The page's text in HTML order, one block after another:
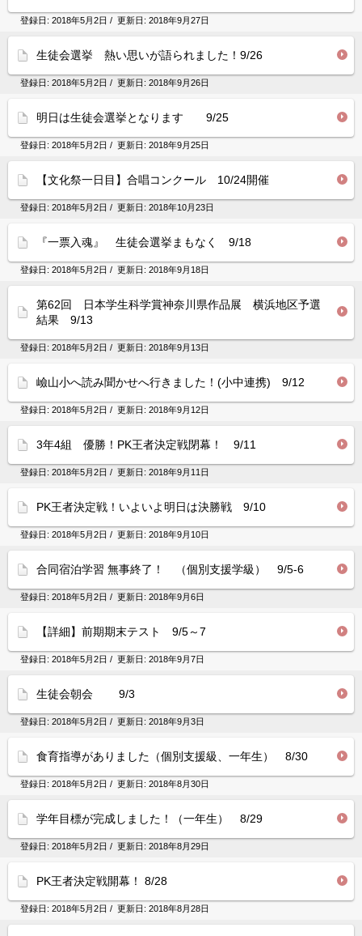
登録日: 2018年5月2日 / 更新日: 2018年9月27日
生徒会選挙 熱い思いが語られました！9/26
登録日: 2018年5月2日 / 更新日: 2018年9月26日
明日は生徒会選挙となります 9/25
登録日: 2018年5月2日 / 更新日: 2018年9月25日
【文化祭一日目】合唱コンクール 10/24開催
登録日: 2018年5月2日 / 更新日: 2018年10月23日
『一票入魂』 生徒会選挙まもなく 9/18
登録日: 2018年5月2日 / 更新日: 2018年9月18日
第62回 日本学生科学賞神奈川県作品展 横浜地区予選
結果 9/13
登録日: 2018年5月2日 / 更新日: 2018年9月13日
嶮山小へ読み聞かせへ行きました！(小中連携) 9/12
登録日: 2018年5月2日 / 更新日: 2018年9月12日
3年4組 優勝！PK王者決定戦閉幕！ 9/11
登録日: 2018年5月2日 / 更新日: 2018年9月11日
PK王者決定戦！いよいよ明日は決勝戦 9/10
登録日: 2018年5月2日 / 更新日: 2018年9月10日
合同宿泊学習 無事終了！ （個別支援学級） 9/5-6
登録日: 2018年5月2日 / 更新日: 2018年9月6日
【詳細】前期期末テスト 9/5～7
登録日: 2018年5月2日 / 更新日: 2018年9月7日
生徒会朝会 9/3
登録日: 2018年5月2日 / 更新日: 2018年9月3日
食育指導がありました（個別支援級、一年生） 8/30
登録日: 2018年5月2日 / 更新日: 2018年8月30日
学年目標が完成しました！（一年生） 8/29
登録日: 2018年5月2日 / 更新日: 2018年8月29日
PK王者決定戦開幕！ 8/28
登録日: 2018年5月2日 / 更新日: 2018年8月28日